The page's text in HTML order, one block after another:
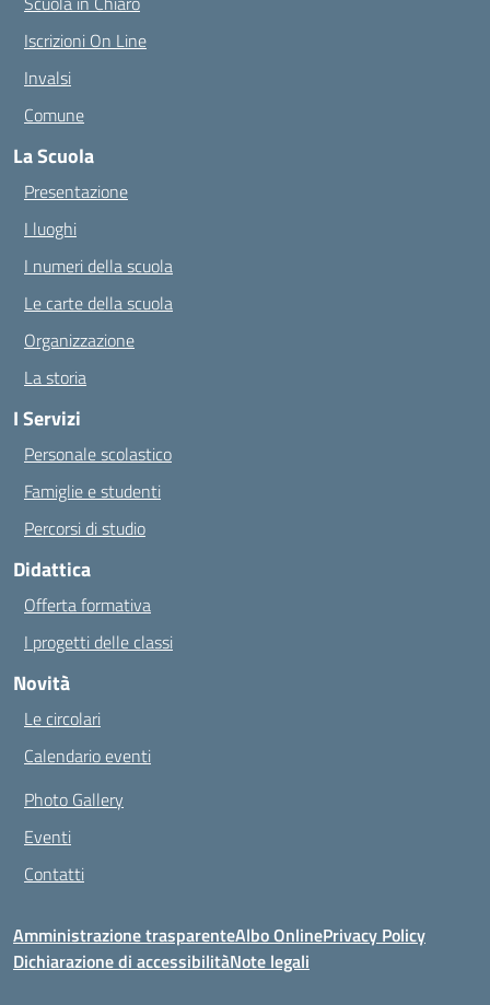
Iscrizioni On Line
Invalsi
Comune
La Scuola
Presentazione
I luoghi
I numeri della scuola
Le carte della scuola
Organizzazione
La storia
I Servizi
Personale scolastico
Famiglie e studenti
Percorsi di studio
Didattica
Offerta formativa
I progetti delle classi
Novità
Le circolari
Calendario eventi
Photo Gallery
Eventi
Contatti
Amministrazione trasparenteAlbo OnlinePrivacy Policy
Dichiarazione di accessibilitàNote legali